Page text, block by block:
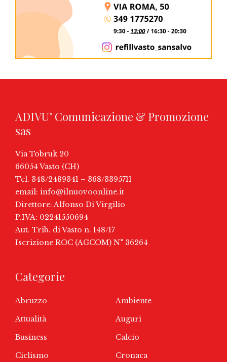
ADIVU’ Comunicazione & Promozione
sas
Via Tobruk 20
66054 Vasto (CH)
Tel. 348/2489341 – 368/3395711
email: info@ilnuovoonline.it
Direttore: Alfonso Di Virgilio
P.IVA: 02241550694
Aut. Trib. di Vasto n. 148/17
Iscrizione ROC (AGCOM) N° 36264
Categorie
Abruzzo
Ambiente
Attualità
Auguri
Business
Calcio
Ciclismo
Cronaca